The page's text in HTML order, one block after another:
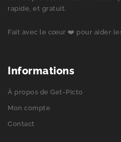
rapide, et gratuit.
Fait avec le cœur ❤️ pour aider
Informations
À propos de Get-Picto
Mon compte
Contact